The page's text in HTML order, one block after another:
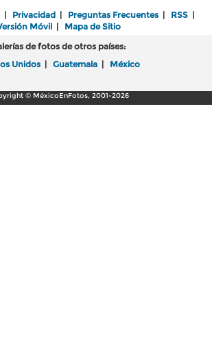
| Privacidad | Preguntas Frecuentes | RSS |
Móvil| Mapa de Sitio
de fotos de otros países:
Unidos | Guatemala | México
© MéxicoEnFotos, 2001-2026